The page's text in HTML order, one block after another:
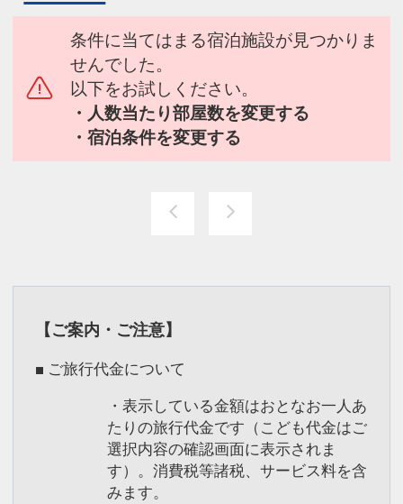
条件に当てはまる宿泊施設が見つかりま
せんでした。
以下をお試しください。
・人数当たり部屋数を変更する
・宿泊条件を変更する
【ご案内・ご注意】
■ ご旅行代金について
・表示している金額はおとなお一人あ
たりの旅行代金です（こども代金はご
選択内容の確認画面に表示されま
す）。消費税等諸税、サービス料を含
みます。